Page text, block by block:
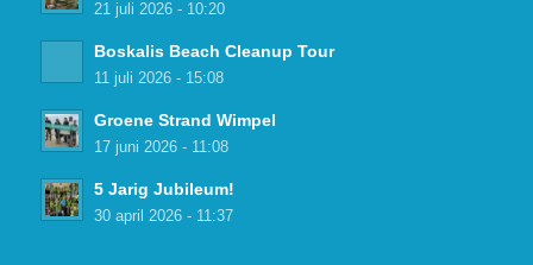
21 juli 2026 - 10:20
Boskalis Beach Cleanup Tour
11 juli 2026 - 15:08
Groene Strand Wimpel
17 juni 2026 - 11:08
5 Jarig Jubileum!
30 april 2026 - 11:37